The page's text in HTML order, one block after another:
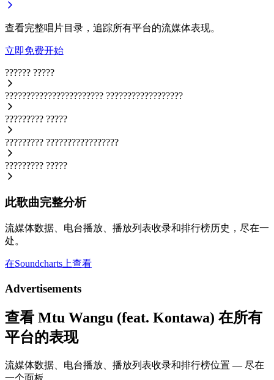
查看完整唱片目录，追踪所有平台的流媒体表现。
立即免费开始
?????? ?????
??????????????????????? ??????????????????
????????? ?????
????????? ?????????????????
????????? ?????
此歌曲完整分析
流媒体数据、电台播放、播放列表收录和排行榜历史，尽在一
处。
在Soundcharts上查看
Advertisements
查看 Mtu Wangu (feat. Kontawa) 在所有
平台的表现
流媒体数据、电台播放、播放列表收录和排行榜位置 — 尽在
一个面板。